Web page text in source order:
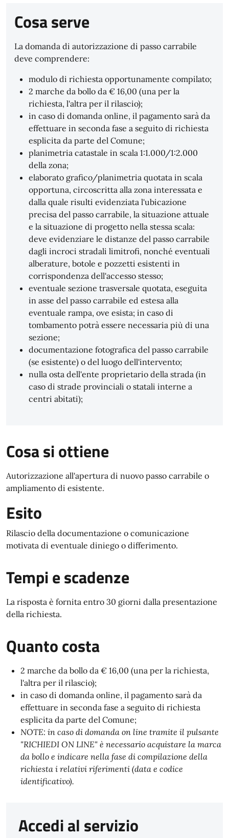
Cosa serve
La domanda di autorizzazione di passo carrabile
deve comprendere:
modulo di richiesta opportunamente compilato;
2 marche da bollo da € 16,00 (una per la
richiesta, l'altra per il rilascio);
in caso di domanda online, il pagamento sarà da
effettuare in seconda fase a seguito di richiesta
esplicita da parte del Comune;
planimetria catastale in scala 1:1.000/1:2.000
della zona;
elaborato grafico/planimetria quotata in scala
opportuna, circoscritta alla zona interessata e
dalla quale risulti evidenziata l'ubicazione
precisa del passo carrabile, la situazione attuale
e la situazione di progetto nella stessa scala:
deve evidenziare le distanze del passo carrabile
dagli incroci stradali limitrofi, nonché eventuali
alberature, botole e pozzetti esistenti in
corrispondenza dell'accesso stesso;
eventuale sezione trasversale quotata, eseguita
in asse del passo carrabile ed estesa alla
eventuale rampa, ove esista; in caso di
tombamento potrà essere necessaria più di una
sezione;
documentazione fotografica del passo carrabile
(se esistente) o del luogo dell'intervento;
nulla osta dell'ente proprietario della strada (in
caso di strade provinciali o statali interne a
centri abitati);
Cosa si ottiene
Autorizzazione all'apertura di nuovo passo carrabile o
ampliamento di esistente.
Esito
Rilascio della documentazione o comunicazione
motivata di eventuale diniego o differimento.
Tempi e scadenze
La risposta è fornita entro 30 giorni dalla presentazione
della richiesta.
Quanto costa
2 marche da bollo da € 16,00 (una per la richiesta,
l'altra per il rilascio);
in caso di domanda online, il pagamento sarà da
effettuare in seconda fase a seguito di richiesta
esplicita da parte del Comune;
NOTE: in caso di domanda on line tramite il pulsante
"RICHIEDI ON LINE" è necessario acquistare la marca
da bollo e indicare nella fase di compilazione della
richiesta i relativi riferimenti (data e codice
identificativo).
Accedi al servizio